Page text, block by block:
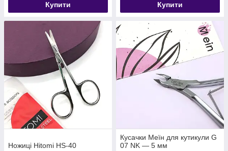
Купити Купити
Ножиці Hitomi HS-40
Кусачки Меїн для кутикули G
07 NK — 5 мм